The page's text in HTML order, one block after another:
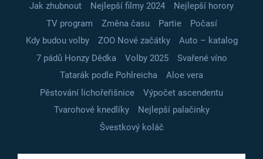
Jak zhubnout Nejlepší filmy 2024
Nejlepší horory
TV program
Změna času Partie
Počasí
Kdy budou volby
ZOO Nové začátky
Auto – katalog
7 pádů Honzy Dědka
Volby 2025
Svařené víno
Tatarák podle Pohlreicha
Aloe vera
Pěstování lichořeřišnice
Výpočet ascendentu
Tvarohové knedlíky
Nejlepší palačinky
Švestkový koláč